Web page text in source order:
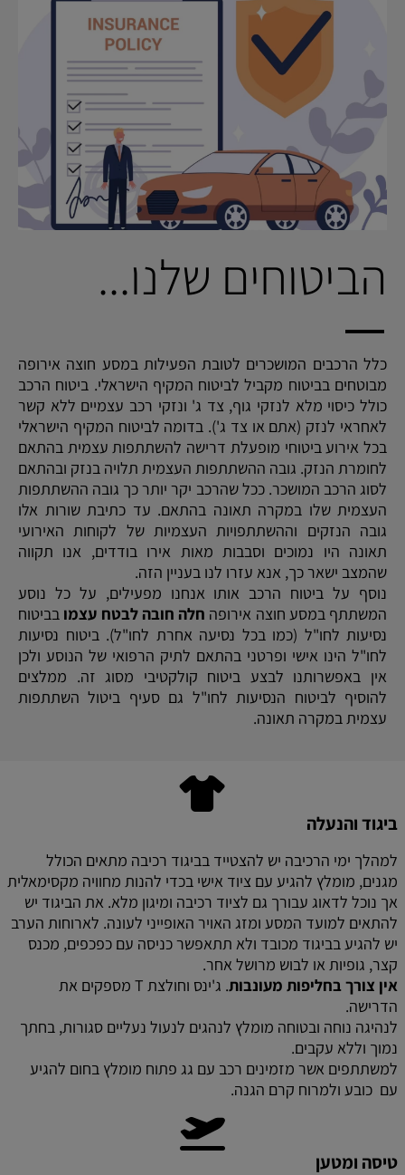
הביטוחים שלנו...
כלל הרכבים המושכרים לטובת הפעילות במסע חוצה אירופה
מבוטחים בביטוח מקביל לביטוח המקיף הישראלי. ביטוח הרכב
כולל כיסוי מלא לנזקי גוף, צד ג' ונזקי רכב עצמיים ללא קשר
לאחראי לנזק (אתם או צד ג'). בדומה לביטוח המקיף הישראלי
בכל אירוע ביטוחי מופעלת דרישה להשתתפות עצמית בהתאם
לחומרת הנזק. גובה ההשתתפות העצמית תלויה בנזק ובהתאם
לסוג הרכב המושכר. ככל שהרכב יקר יותר כך גובה ההשתתפות
העצמית שלו במקרה תאונה בהתאם. עד כתיבת שורות אלו
גובה הנזקים וההשתתפויות העצמיות של לקוחות האירועי
תאונה היו נמוכים וסבבות מאות אירו בודדים, אנו תקווה
שהמצב ישאר כך, אנא עזרו לנו בעניין הזה.
נוסף על ביטוח הרכב אותו אנחנו מפעילים, על כל נוסע
המשתתף במסע חוצה אירופה חלה חובה לבטח עצמו בביטוח
נסיעות לחו"ל (כמו בכל נסיעה אחרת לחו"ל). ביטוח נסיעות
לחו"ל הינו אישי ופרטני בהתאם לתיק הרפואי של הנוסע ולכן
אין באפשרותנו לבצע ביטוח קולקטיבי מסוג זה. ממלצים
להוסיף לביטוח הנסיעות לחו"ל גם סעיף ביטול השתתפות
עצמית במקרה תאונה.
ביגוד והנעלה
למהלך ימי הרכיבה יש להצטייד בביגוד רכיבה מתאים הכולל
מגנים, מומלץ להגיע עם ציוד אישי בכדי להנות מחוויה מקסימאלית
אך נוכל לדאוג עבורך גם לציוד רכיבה ומיגון מלא. את הביגוד יש
להתאים למועד המסע ומזג האויר האופייני לעונה. לארוחות הערב
יש להגיע בביגוד מכובד ולא תתאפשר כניסה עם כפכפים, מכנס
קצר, גופיות או לבוש מרושל אחר.
אין צורך בחליפות מעונבות
. ג'ינס וחולצת T מספקים את
הדרישה.
לנהיגה נוחה ובטוחה מומלץ לנהגים לנעול נעליים סגורות, בחתך
נמוך וללא עקבים.
למשתתפים אשר מזמינים רכב עם גג פתוח מומלץ בחום להגיע
עם כובע ולמרוח קרם הגנה.
טיסה ומטען